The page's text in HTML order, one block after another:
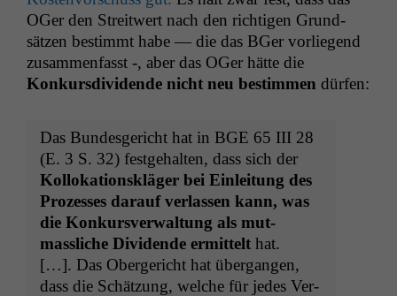
OGer den Stre­itwert nach den richti­gen Grund­
sätzen bes­timmt habe — die das BGer vor­liegend
zusam­men­fasst -, aber das OGer hätte die
Konkurs­div­i­dende nicht neu bes­tim­men dürfen:
Das Bun­des­gericht hat in BGE 65 III 28
(E. 3 S. 32) fest­ge­hal­ten, dass sich der
Kol­loka­tion­skläger bei Ein­leitung des
Prozess­es darauf ver­lassen kann, was
die Konkursver­wal­tung als mut­
massliche Div­i­dende ermit­telt hat.
[…]. Das Oberg­ericht hat über­gan­gen,
dass die Schätzung, welche für jedes Ver­